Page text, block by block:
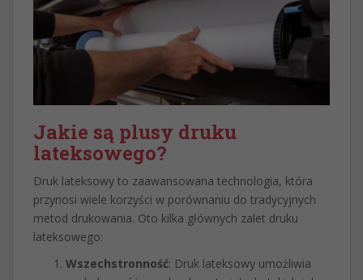
Jakie są plusy druku
lateksowego?
Druk lateksowy to zaawansowana technologia, która
przynosi wiele korzyści w porównaniu do tradycyjnych
metod drukowania. Oto kilka głównych zalet druku
lateksowego:
Wszechstronność: Druk lateksowy umożliwia